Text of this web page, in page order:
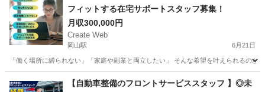
フィットする在宅サポートスタッフ募集！
月収300,000円
Create Web
岡山駅 6月21日
「働く場所に縛られない」「家庭や副業と両立したい」 そんな希望を叶えられるの
岡山駅 その他 岡山 倉敷市 倉敷駅
【自動車整備のフロントサービススタッフ 】◎未